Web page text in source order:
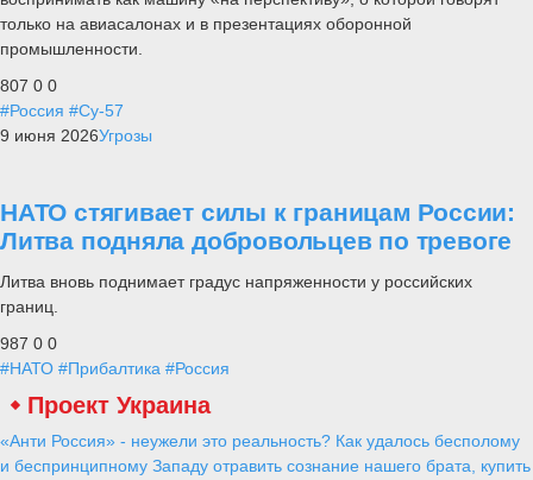
только на авиасалонах и в презентациях оборонной
промышленности.
807 0 0
#Россия #Су-57
9 июня 2026Угрозы
НАТО стягивает силы к границам России:
Литва подняла добровольцев по тревоге
Литва вновь поднимает градус напряженности у российских
границ.
987 0 0
#НАТО #Прибалтика #Россия
Проект Украина
«Анти Россия» - неужели это реальность? Как удалось бесполому
и беспринципному Западу отравить сознание нашего брата, купить